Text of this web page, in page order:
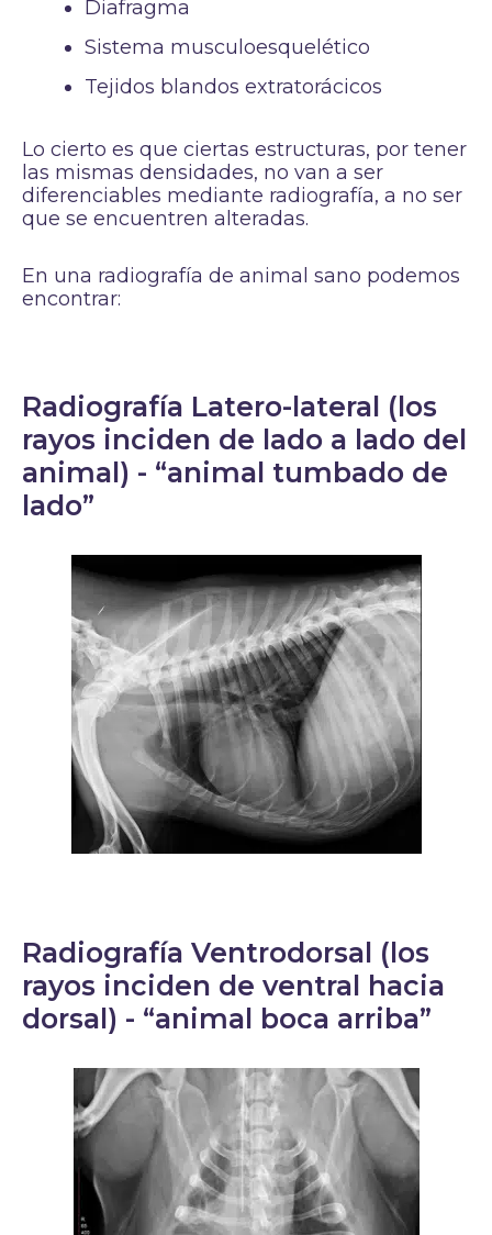
Diafragma
Sistema musculoesquelético
Tejidos blandos extratorácicos
Lo cierto es que ciertas estructuras, por tener
las mismas densidades, no van a ser
diferenciables mediante radiografía, a no ser
que se encuentren alteradas.
En una radiografía de animal sano podemos
encontrar:
Radiografía Latero-lateral (los
rayos inciden de lado a lado del
animal) - “animal tumbado de
lado”
Radiografía Ventrodorsal (los
rayos inciden de ventral hacia
dorsal) - “animal boca arriba”